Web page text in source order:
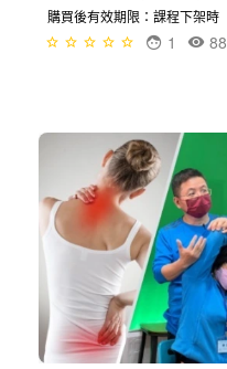
購買後有效期限：課程下架時
88
1